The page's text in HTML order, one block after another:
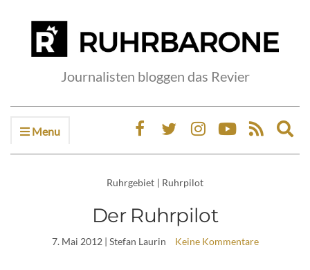
Journalisten bloggen das Revier
Menu
Ruhrgebiet | Ruhrpilot
Der Ruhrpilot
7. Mai 2012| Stefan Laurin Keine Kommentare